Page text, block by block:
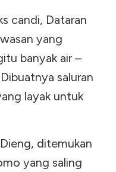
candi, Dataran
yang
banyak air –
Dibuatnya saluran
layak untuk
ditemukan
yang saling